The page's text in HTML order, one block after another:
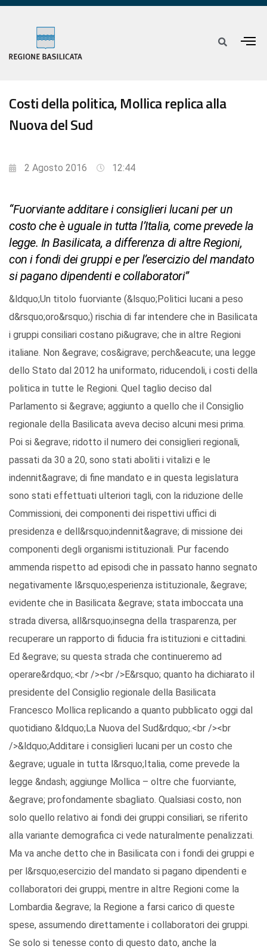
Costi della politica, Mollica replica alla
Nuova del Sud
2 Agosto 2016 12:44
“Fuorviante additare i consiglieri lucani per un
costo che è uguale in tutta l’Italia, come prevede la
legge. In Basilicata, a differenza di altre Regioni,
con i fondi dei gruppi e per l’esercizio del mandato
si pagano dipendenti e collaboratori”
&ldquo;Un titolo fuorviante (&lsquo;Politici lucani a peso
d&rsquo;oro&rsquo;) rischia di far intendere che in Basilicata
i gruppi consiliari costano pi&ugrave; che in altre Regioni
italiane. Non &egrave; cos&igrave; perch&eacute; una legge
dello Stato dal 2012 ha uniformato, riducendoli, i costi della
politica in tutte le Regioni. Quel taglio deciso dal
Parlamento si &egrave; aggiunto a quello che il Consiglio
regionale della Basilicata aveva deciso alcuni mesi prima.
Poi si &egrave; ridotto il numero dei consiglieri regionali,
passati da 30 a 20, sono stati aboliti i vitalizi e le
indennit&agrave; di fine mandato e in questa legislatura
sono stati effettuati ulteriori tagli, con la riduzione delle
Commissioni, dei componenti dei rispettivi uffici di
presidenza e dell&rsquo;indennit&agrave; di missione dei
componenti degli organismi istituzionali. Pur facendo
ammenda rispetto ad episodi che in passato hanno segnato
negativamente l&rsquo;esperienza istituzionale, &egrave;
evidente che in Basilicata &egrave; stata imboccata una
strada diversa, all&rsquo;insegna della trasparenza, per
recuperare un rapporto di fiducia fra istituzioni e cittadini.
Ed &egrave; su questa strada che continueremo ad
operare&rdquo;.<br /><br />E&rsquo; quanto ha dichiarato il
presidente del Consiglio regionale della Basilicata
Francesco Mollica replicando a quanto pubblicato oggi dal
quotidiano &ldquo;La Nuova del Sud&rdquo;.<br /><br
/>&ldquo;Additare i consiglieri lucani per un costo che
&egrave; uguale in tutta l&rsquo;Italia, come prevede la
legge &ndash; aggiunge Mollica – oltre che fuorviante,
&egrave; profondamente sbagliato. Qualsiasi costo, non
solo quello relativo ai fondi dei gruppi consiliari, se riferito
alla variante demografica ci vede naturalmente penalizzati.
Ma va anche detto che in Basilicata con i fondi dei gruppi e
per l&rsquo;esercizio del mandato si pagano dipendenti e
collaboratori dei gruppi, mentre in altre Regioni come la
Lombardia &egrave; la Regione a farsi carico di queste
spese, assumendo direttamente i collaboratori dei gruppi.
Se solo si tenesse conto di questo dato, anche la